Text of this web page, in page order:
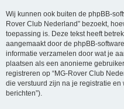
Wij kunnen ook buiten de phpBB-
Rover Club Nederland” bezoekt,
toepassing is. Deze tekst heeft
aangemaakt door de phpBB-
informatie verzamelen door wat je
plaatsen als een anonieme
registreren op “MG-Rover Club
die verstuurd zijn na je registratie
berichten”).